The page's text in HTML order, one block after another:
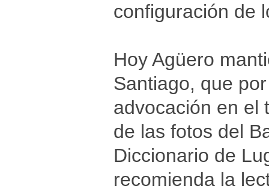
configuración de
Hoy Agüero
Santiago, que
advocación en el
de las fotos del
Diccionario de
recomienda la